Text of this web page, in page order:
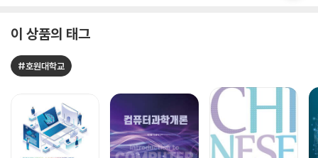
이 상품의 태그
#호원대학교